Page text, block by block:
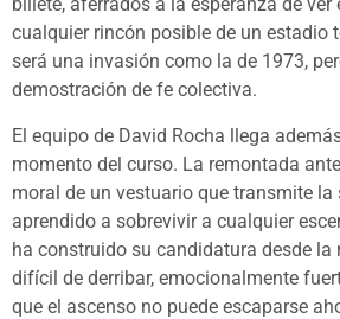
billete, aferrados a la esperanza de ver
cualquier rincón posible de un estadio
será una invasión como la de 1973,
demostración de fe colectiva.
El equipo de David Rocha llega
momento del curso. La remontada
moral de un vestuario que transmite la
aprendido a sobrevivir a cualquier
ha construido su candidatura desde la
difícil de derribar, emocionalmente
que el ascenso no puede escaparse